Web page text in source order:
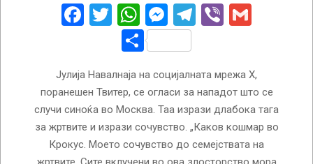
Facebook
Twitter
WhatsApp
Messenger
Telegram
Viber
Share
Јулија Навалнаја на социјалната мрежа Х,
поранешен Твитер, се огласи за нападот што се
случи синоќа во Москва. Таа изрази длабока тага
за жртвите и изрази сочувство. „Каков кошмар во
Крокус. Моето сочувство до семејствата на